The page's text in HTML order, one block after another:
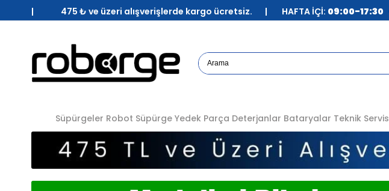
| 475 ₺ ve üzeri alışverişlerde kargo ücretsiz. | HAFTA İÇİ: 09:00-17:30
Süpürgeler Robot Süpürge Yedek Parça Deterjanlar Bataryalar Teknik Servis